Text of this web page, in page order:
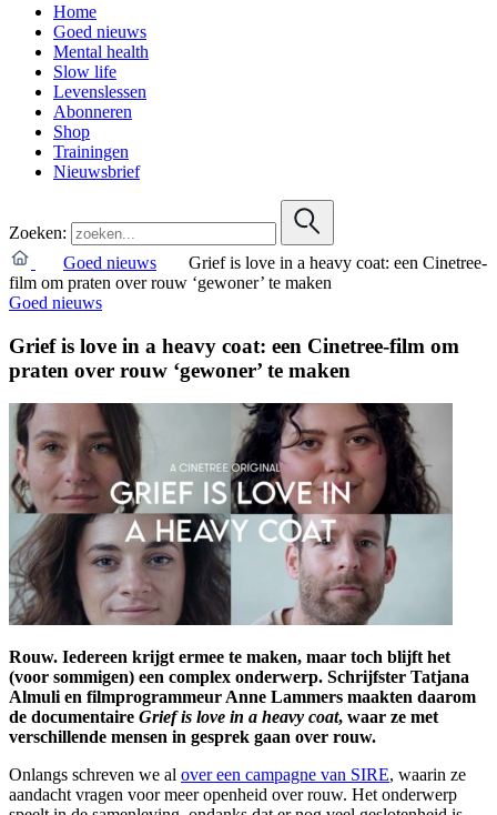
Home
Goed nieuws
Mental health
Slow life
Levenslessen
Abonneren
Shop
Trainingen
Nieuwsbrief
Zoeken:
Goed nieuws
Grief is love in a heavy coat: een Cinetree-
film om praten over rouw ‘gewoner’ te maken
Goed nieuws
Grief is love in a heavy coat: een Cinetree-film om
praten over rouw ‘gewoner’ te maken
Rouw. Iedereen krijgt ermee te maken, maar toch blijft het
(voor sommigen) een complex onderwerp. Schrijfster Tatjana
Almuli en filmprogrammeur Anne Lammers maakten daarom
de documentaire Grief is love in a heavy coat, waar ze met
verschillende mensen in gesprek gaan over rouw.
Onlangs schreven we al over een campagne van SIRE, waarin ze
aandacht vragen voor meer openheid over rouw. Het onderwerp